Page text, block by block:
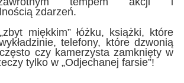
zdarzeń.
miękkim” łóżku, książki, które
telefony, które dzwonią
czy kamerzysta zamknięty w
tylko w „Odjechanej farsie”!